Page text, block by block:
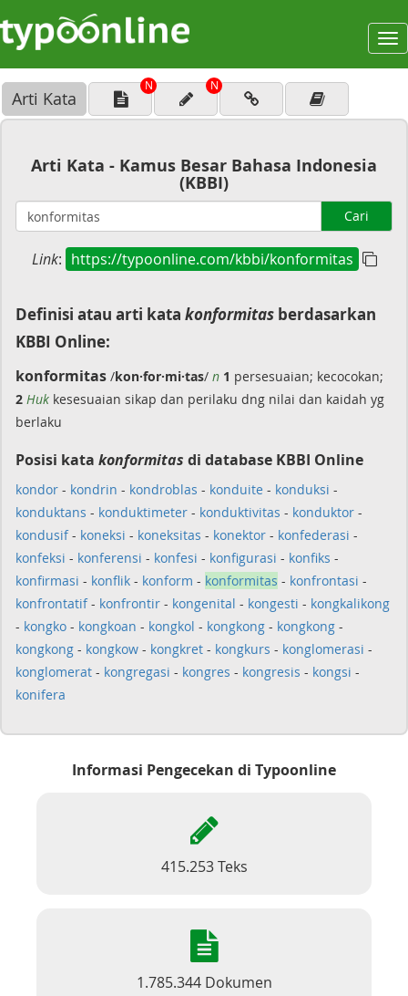
Arti Kata
N N
Arti Kata - Kamus Besar Bahasa Indonesia
(KBBI)
Cari
Link: https://typoonline.com/kbbi/konformitas
Definisi atau arti kata konformitas berdasarkan
KBBI Online:
konformitas /kon·for·mi·tas/ n 1 persesuaian; kecocokan;
2 Huk kesesuaian sikap dan perilaku dng nilai dan kaidah yg
berlaku
Posisi kata konformitas di database KBBI Online
kondor - kondrin - kondroblas - konduite - konduksi -
konduktans - konduktimeter - konduktivitas - konduktor -
kondusif- koneksi - koneksitas - konektor - konfederasi -
konfeksi - konferensi - konfesi - konfigurasi - konfiks -
konfirmasi - konflik - konform - konformitas - konfrontasi -
konfrontatif- konfrontir - kongenital - kongesti - kongkalikong
- kongko - kongkoan - kongkol - kongkong - kongkong -
kongkong - kongkow - kongkret - kongkurs - konglomerasi -
konglomerat - kongregasi - kongres - kongresis - kongsi -
konifera
Informasi Pengecekan di Typoonline
415.253 Teks
1.785.344 Dokumen